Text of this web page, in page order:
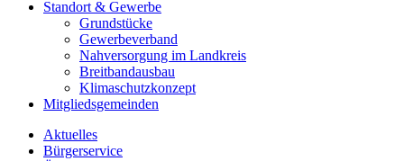
Standort & Gewerbe
Grundstücke
Gewerbeverband
Nahversorgung im Landkreis
Breitbandausbau
Klimaschutzkonzept
Mitgliedsgemeinden
Aktuelles
Bürgerservice